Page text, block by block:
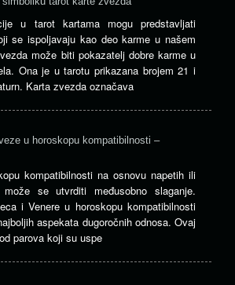
u tarot kartama mogu predstavljati
se ispoljavaju kao deo karme u našem
može biti pokazatelj dobre karme u
Ona je u tarotu prikazana brojem 21 i
Karta zvezda označava
u horoskopu kompatibilnosti –
kompatibilnosti na osnovu napetih ili
se utvrditi međusobno slaganje.
i Venere u horoskopu kompatibilnosti
aspekata dugoročnih odnosa. Ovaj
parova koji su uspe